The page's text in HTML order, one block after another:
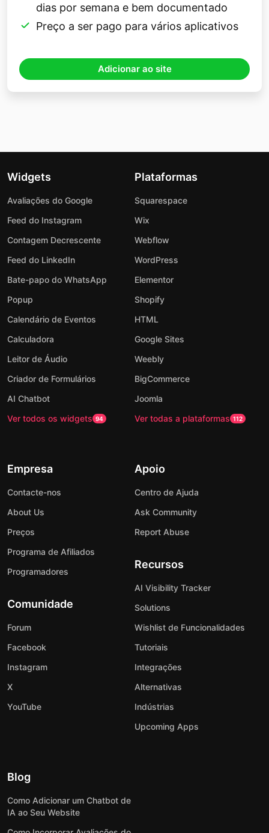
dias por semana e bem documentado
Preço a ser pago para vários aplicativos
Adicionar ao site
Widgets
Avaliações do Google
Feed do Instagram
Contagem Decrescente
Feed do LinkedIn
Bate-papo do WhatsApp
Popup
Calendário de Eventos
Calculadora
Leitor de Áudio
Criador de Formulários
AI Chatbot
Ver todos os widgets 94
Plataformas
Squarespace
Wix
Webflow
WordPress
Elementor
Shopify
HTML
Google Sites
Weebly
BigCommerce
Joomla
Ver todas a plataformas 112
Empresa
Contacte-nos
About Us
Preços
Programa de Afiliados
Programadores
Comunidade
Forum
Facebook
Instagram
X
YouTube
Apoio
Centro de Ajuda
Ask Community
Report Abuse
Recursos
AI Visibility Tracker
Solutions
Wishlist de Funcionalidades
Tutoriais
Integrações
Alternativas
Indústrias
Upcoming Apps
Blog
Como Adicionar um Chatbot de
IA ao Seu Website